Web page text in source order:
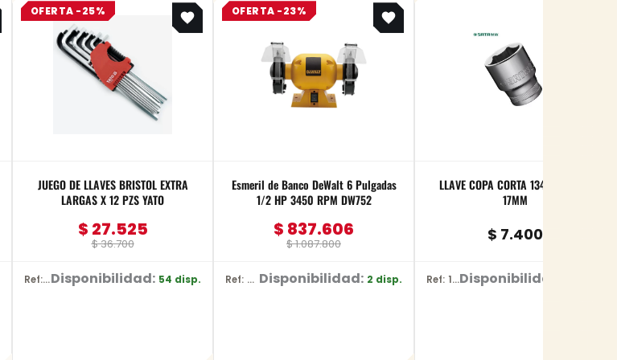
OFERTA -25%
JUEGO DE LLAVES BRISTOL EXTRA
LARGAS X 12 PZS YATO
$36.700
price
$ 36.700.
$ 27.525
price
$ 27.525.
Ref: YT-5836Disponibilidad: 54 disp.
OFERTA -23%
Esmeril de Banco DeWalt 6 Pulgadas
1/2 HP 3450 RPM DW752
$1.087.800
price
$ 1.087.800.
$ 837.606
price
$ 837.606.
Ref: DW752/B3 Disponibilidad: 2 disp.
LLAVE COPA CORTA 134 CTE 1/2 X
17MM
$ 7.400
Ref: 13308Disponibilidad: